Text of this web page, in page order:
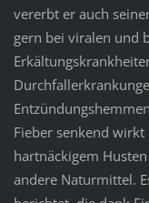
vererbt er auch
gern bei viralen und
Fieber senkend wirkt
hartnäckigem
andere Naturmittel.